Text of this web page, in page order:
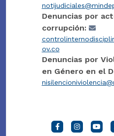
Denuncias por
corrupción:
ov.co
Denuncias por
en Género en el